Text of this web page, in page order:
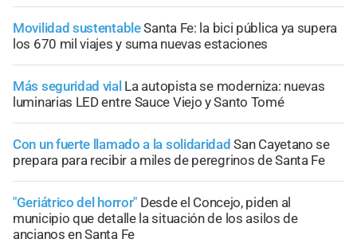
Movilidad sustentableSanta Fe: la bici pública ya supera
los 670 mil viajes y suma nuevas estaciones
Más seguridad vial La autopista se moderniza: nuevas
luminarias LED entre Sauce Viejo y Santo Tomé
Con un fuerte llamado a la solidaridad San Cayetano se
prepara para recibir a miles de peregrinos de Santa Fe
"Geriátrico del horror" Desde el Concejo, piden al
municipio que detalle la situación de los asilos de
ancianos en Santa Fe